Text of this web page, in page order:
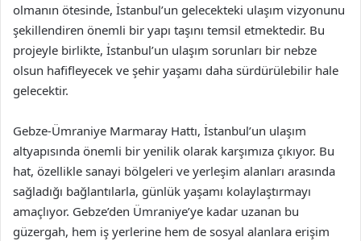
olmanın ötesinde, İstanbul’un gelecekteki ulaşım vizyonunu
şekillendiren önemli bir yapı taşını temsil etmektedir. Bu
projeyle birlikte, İstanbul’un ulaşım sorunları bir nebze
olsun hafifleyecek ve şehir yaşamı daha sürdürülebilir hale
gelecektir.
Gebze-Ümraniye Marmaray Hattı, İstanbul’un ulaşım
altyapısında önemli bir yenilik olarak karşımıza çıkıyor. Bu
hat, özellikle sanayi bölgeleri ve yerleşim alanları arasında
sağladığı bağlantılarla, günlük yaşamı kolaylaştırmayı
amaçlıyor. Gebze’den Ümraniye’ye kadar uzanan bu
güzergah, hem iş yerlerine hem de sosyal alanlara erişim